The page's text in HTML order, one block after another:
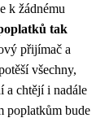
k žádnému
tak
přijímač a
všechny,
a chtějí i nadále
poplatkům bude